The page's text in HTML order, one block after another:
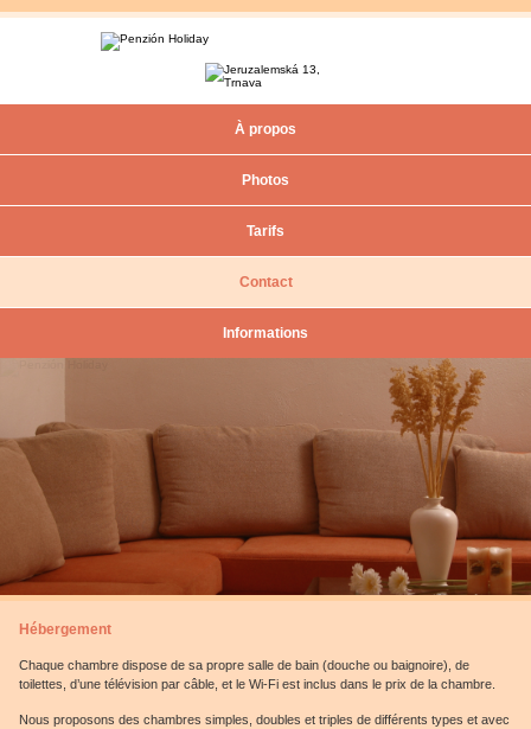
À propos
Photos
Tarifs
Contact
Informations
Hébergement
Chaque chambre dispose de sa propre salle de bain (douche ou baignoire), de
toilettes, d’une télévision par câble, et le Wi-Fi est inclus dans le prix de la chambre.
Nous proposons des chambres simples, doubles et triples de différents types et avec